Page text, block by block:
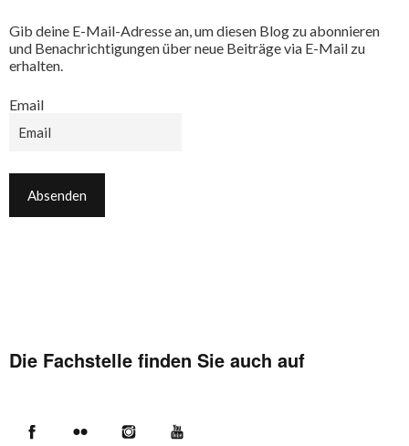
Gib deine E-Mail-Adresse an, um diesen Blog zu abonnieren
und Benachrichtigungen über neue Beiträge via E-Mail zu
erhalten.
Email
Die Fachstelle finden Sie auch auf